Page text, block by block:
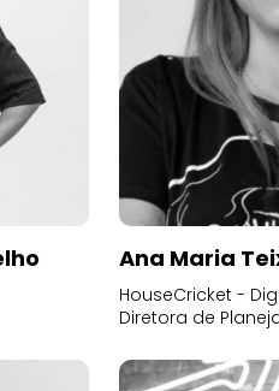
Ana Maria
HouseCricket -
Diretora de